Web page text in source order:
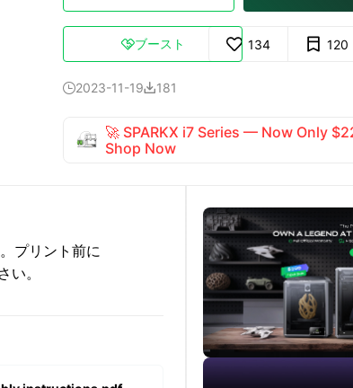
ブースト 134 120
2023-11-19181
🚀 SPARKX i7 Series — Now Only
Shop Now
プリント前に
。